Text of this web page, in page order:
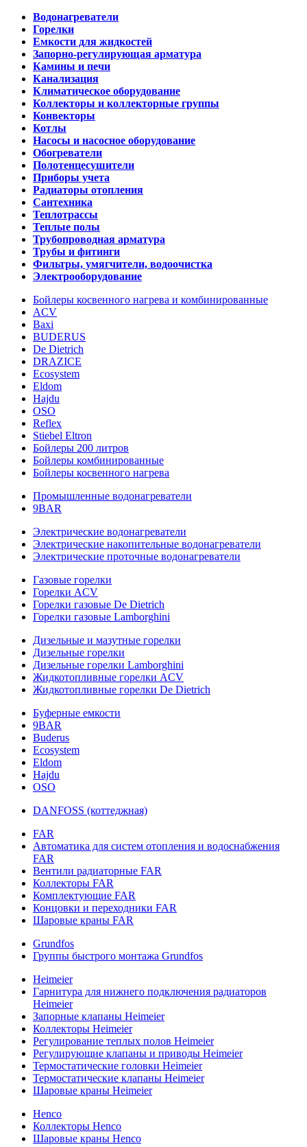
Водонагреватели
Горелки
Емкости для жидкостей
Запорно-регулирующая арматура
Камины и печи
Канализация
Климатическое оборудование
Коллекторы и коллекторные группы
Конвекторы
Котлы
Насосы и насосное оборудование
Обогреватели
Полотенцесушители
Приборы учета
Радиаторы отопления
Сантехника
Теплотрассы
Теплые полы
Трубопроводная арматура
Трубы и фитинги
Фильтры, умягчители, водоочистка
Электрооборудование
Бойлеры косвенного нагрева и комбинированные
ACV
Baxi
BUDERUS
De Dietrich
DRAZICE
Ecosystem
Eldom
Hajdu
OSO
Reflex
Stiebel Eltron
Бойлеры 200 литров
Бойлеры комбинированные
Бойлеры косвенного нагрева
Промышленные водонагреватели
9BAR
Электрические водонагреватели
Электрические накопительные водонагреватели
Электрические проточные водонагреватели
Газовые горелки
Горелки ACV
Горелки газовые De Dietrich
Горелки газовые Lamborghini
Дизельные и мазутные горелки
Дизельные горелки
Дизельные горелки Lamborghini
Жидкотопливные горелки ACV
Жидкотопливные горелки De Dietrich
Буферные емкости
9BAR
Buderus
Ecosystem
Eldom
Hajdu
OSO
DANFOSS (коттеджная)
FAR
Автоматика для систем отопления и водоснабжения
FAR
Вентили радиаторные FAR
Коллекторы FAR
Комплектующие FAR
Концовки и переходники FAR
Шаровые краны FAR
Grundfos
Группы быстрого монтажа Grundfos
Heimeier
Гарнитура для нижнего подключения радиаторов
Heimeier
Запорные клапаны Heimeier
Коллекторы Heimeier
Регулирование теплых полов Heimeier
Регулирующие клапаны и приводы Heimeier
Термостатические головки Heimeier
Термостатические клапаны Heimeier
Шаровые краны Heimeier
Henco
Коллекторы Henco
Шаровые краны Henco